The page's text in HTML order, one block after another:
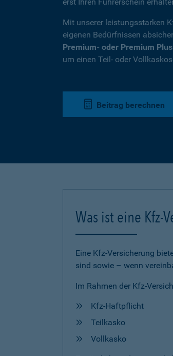
Mit unserer leistungsstarken
eigenen Bedürfnissen
Premium- oder Premium
um einen Teil- oder
Beitrag berechnen
Was ist eine Kfz-
Eine Kfz-Versicherung
sind sowie – wenn
Im Rahmen der Kfz-
Kfz-Haftpflicht
Teilkasko
Vollkasko